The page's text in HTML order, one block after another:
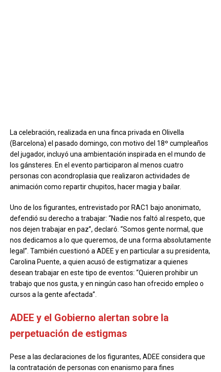
La celebración, realizada en una finca privada en Olivella
(Barcelona) el pasado domingo, con motivo del 18º cumpleaños
del jugador, incluyó una ambientación inspirada en el mundo de
los gánsteres. En el evento participaron al menos cuatro
personas con acondroplasia que realizaron actividades de
animación como repartir chupitos, hacer magia y bailar.
Uno de los figurantes, entrevistado por RAC1 bajo anonimato,
defendió su derecho a trabajar: “Nadie nos faltó al respeto, que
nos dejen trabajar en paz”, declaró. “Somos gente normal, que
nos dedicamos a lo que queremos, de una forma absolutamente
legal”. También cuestionó a ADEE y en particular a su presidenta,
Carolina Puente, a quien acusó de estigmatizar a quienes
desean trabajar en este tipo de eventos: “Quieren prohibir un
trabajo que nos gusta, y en ningún caso han ofrecido empleo o
cursos a la gente afectada”.
ADEE y el Gobierno alertan sobre la
perpetuación de estigmas
Pese a las declaraciones de los figurantes, ADEE considera que
la contratación de personas con enanismo para fines